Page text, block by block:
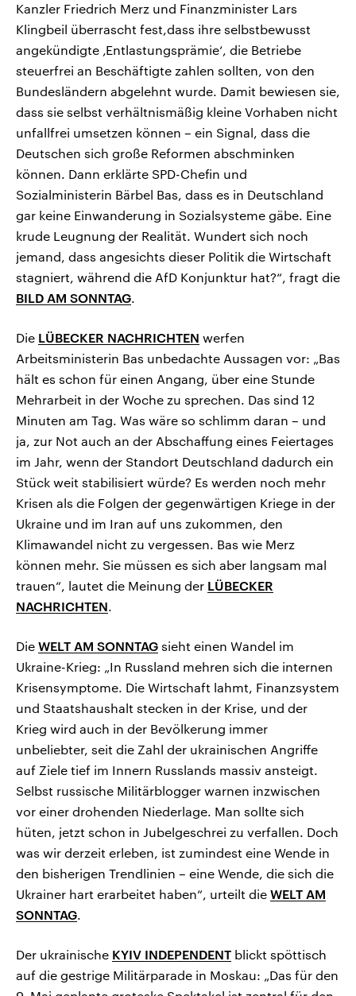
Kanzler Friedrich Merz und Finanzminister Lars
Klingbeil überrascht fest,dass ihre selbstbewusst
angekündigte ‚Entlastungsprämie‘, die Betriebe
steuerfrei an Beschäftigte zahlen sollten, von den
Bundesländern abgelehnt wurde. Damit bewiesen sie,
dass sie selbst verhältnismäßig kleine Vorhaben nicht
unfallfrei umsetzen können – ein Signal, dass die
Deutschen sich große Reformen abschminken
können. Dann erklärte SPD-Chefin und
Sozialministerin Bärbel Bas, dass es in Deutschland
gar keine Einwanderung in Sozialsysteme gäbe. Eine
krude Leugnung der Realität. Wundert sich noch
jemand, dass angesichts dieser Politik die Wirtschaft
stagniert, während die AfD Konjunktur hat?“, fragt die
BILD AM SONNTAG.
Die LÜBECKER NACHRICHTEN werfen
Arbeitsministerin Bas unbedachte Aussagen vor: „Bas
hält es schon für einen Angang, über eine Stunde
Mehrarbeit in der Woche zu sprechen. Das sind 12
Minuten am Tag. Was wäre so schlimm daran – und
ja, zur Not auch an der Abschaffung eines Feiertages
im Jahr, wenn der Standort Deutschland dadurch ein
Stück weit stabilisiert würde? Es werden noch mehr
Krisen als die Folgen der gegenwärtigen Kriege in der
Ukraine und im Iran auf uns zukommen, den
Klimawandel nicht zu vergessen. Bas wie Merz
können mehr. Sie müssen es sich aber langsam mal
trauen“, lautet die Meinung der LÜBECKER
NACHRICHTEN.
Die WELT AM SONNTAG sieht einen Wandel im
Ukraine-Krieg: „In Russland mehren sich die internen
Krisensymptome. Die Wirtschaft lahmt, Finanzsystem
und Staatshaushalt stecken in der Krise, und der
Krieg wird auch in der Bevölkerung immer
unbeliebter, seit die Zahl der ukrainischen Angriffe
auf Ziele tief im Innern Russlands massiv ansteigt.
Selbst russische Militärblogger warnen inzwischen
vor einer drohenden Niederlage. Man sollte sich
hüten, jetzt schon in Jubelgeschrei zu verfallen. Doch
was wir derzeit erleben, ist zumindest eine Wende in
den bisherigen Trendlinien – eine Wende, die sich die
Ukrainer hart erarbeitet haben“, urteilt die WELT AM
SONNTAG.
Der ukrainische KYIV INDEPENDENT blickt spöttisch
auf die gestrige Militärparade in Moskau: „Das für den